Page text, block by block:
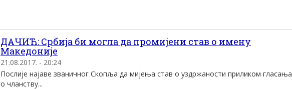
ДАЧИЋ: Србија би могла да промијени став о имену
Македоније
21.08.2017. - 20:24
Послије најаве званичног Скопља да мијења став о уздржаности приликом гласања
о чланству...